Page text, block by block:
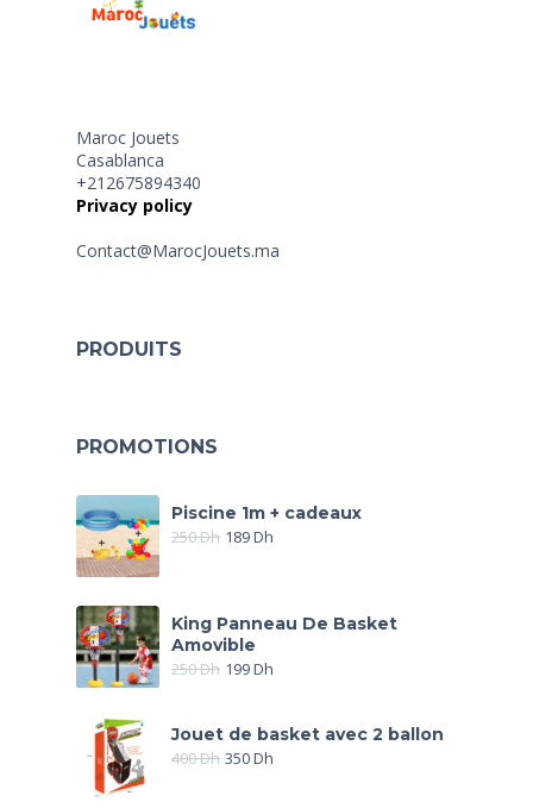
Maroc Jouets
Casablanca
+212675894340
Privacy policy
Contact@MarocJouets.ma
PRODUITS
PROMOTIONS
Piscine 1m + cadeaux
250Dh 189Dh
King Panneau De Basket
Amovible
250Dh 199Dh
Jouet de basket avec 2 ballon
400Dh 350Dh